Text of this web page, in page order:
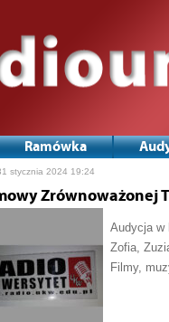
Ramówka
stycznia 2024 19:24
Zrównoważonej
Audycja w
Zofia,
Filmy,